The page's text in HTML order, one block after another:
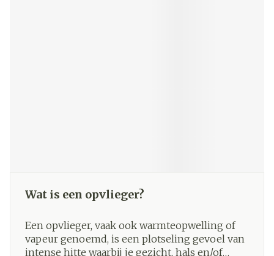
Wat is een opvlieger?
Een opvlieger, vaak ook warmteopwelling of
vapeur genoemd, is een plotseling gevoel van
intense hitte waarbij je gezicht, hals en/of